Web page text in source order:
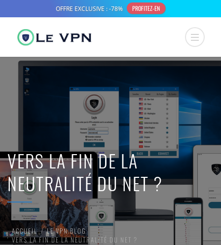
VERS LA FIN DE LA
NEUTRALITÉ DU NET ?
ACCUEIL
LE VPN BLOG
VERS LA FIN DE LA NEUTRALITÉ DU NET ?